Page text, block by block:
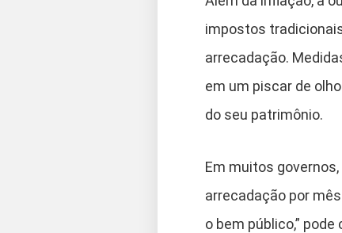
impostos
arrecadação.
em um piscar de
do seu patrimônio.
Em muitos
arrecadação por
o bem público,”